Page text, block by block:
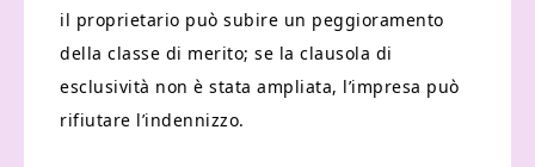
il proprietario può subire un peggioramento
della classe di merito; se la clausola di
esclusività non è stata ampliata, l’impresa può
rifiutare l’indennizzo.